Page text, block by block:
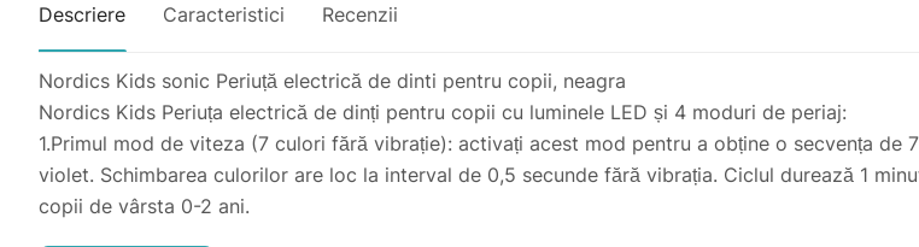
Descriere Caracteristici Recenzii
Nordics Kids sonic Periuță electrică de dinti pentru copii, neagra
Nordics Kids Periuța electrică de dinți pentru copii cu luminele LED și 4 moduri de periaj:
1.Primul mod de viteza (7 culori fără vibrație): activați acest mod pentru a obține o secvența
violet. Schimbarea culorilor are loc la interval de 0,5 secunde fără vibrația. Ciclul durează 1
copii de vârsta 0-2 ani.